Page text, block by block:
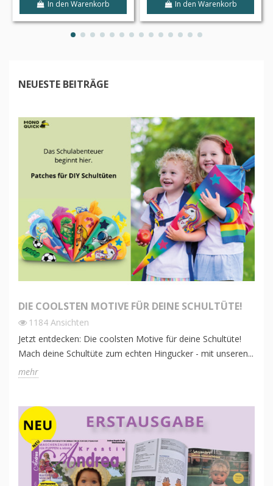
In den Warenkorb In den Warenkorb
NEUESTE BEITRÄGE
DIE COOLSTEN MOTIVE FÜR DEINE SCHULTÜTE!
1184 Ansichten
Jetzt entdecken: Die coolsten Motive für deine Schultüte!
Mach deine Schultüte zum echten Hingucker - mit unseren...
mehr